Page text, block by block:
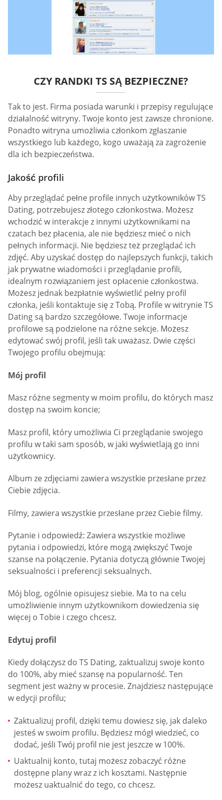
CZY RANDKI TS SĄ BEZPIECZNE?
Tak to jest. Firma posiada warunki i przepisy regulujące
działalność witryny. Twoje konto jest zawsze chronione.
Ponadto witryna umożliwia członkom zgłaszanie
wszystkiego lub każdego, kogo uważają za zagrożenie
dla ich bezpieczeństwa.
Jakość profili
Aby przeglądać pełne profile innych użytkowników TS
Dating, potrzebujesz złotego członkostwa. Możesz
wchodzić w interakcje z innymi użytkownikami na
czatach bez płacenia, ale nie będziesz mieć o nich
pełnych informacji. Nie będziesz też przeglądać ich
zdjęć. Aby uzyskać dostęp do najlepszych funkcji, takich
jak prywatne wiadomości i przeglądanie profili,
idealnym rozwiązaniem jest opłacenie członkostwa.
Możesz jednak bezpłatnie wyświetlić pełny profil
członka, jeśli kontaktuje się z Tobą. Profile w witrynie TS
Dating są bardzo szczegółowe. Twoje informacje
profilowe są podzielone na różne sekcje. Możesz
edytować swój profil, jeśli tak uważasz. Dwie części
Twojego profilu obejmują:
Mój profil
Masz różne segmenty w moim profilu, do których masz
dostęp na swoim koncie;
Masz profil, który umożliwia Ci przeglądanie swojego
profilu w taki sam sposób, w jaki wyświetlają go inni
użytkownicy.
Album ze zdjęciami zawiera wszystkie przesłane przez
Ciebie zdjęcia.
Filmy, zawiera wszystkie przesłane przez Ciebie filmy.
Pytanie i odpowiedź: Zawiera wszystkie możliwe
pytania i odpowiedzi, które mogą zwiększyć Twoje
szanse na połączenie. Pytania dotyczą głównie Twojej
seksualności i preferencji seksualnych.
Mój blog, ogólnie opisujesz siebie. Ma to na celu
umożliwienie innym użytkownikom dowiedzenia się
więcej o Tobie i czego chcesz.
Edytuj profil
Kiedy dołączysz do TS Dating, zaktualizuj swoje konto
do 100%, aby mieć szansę na popularność. Ten
segment jest ważny w procesie. Znajdziesz następujące
w edycji profilu;
Zaktualizuj profil, dzięki temu dowiesz się, jak daleko
jesteś w swoim profilu. Będziesz mógł wiedzieć, co
dodać, jeśli Twój profil nie jest jeszcze w 100%.
Uaktualnij konto, tutaj możesz zobaczyć różne
dostępne plany wraz z ich kosztami. Następnie
możesz uaktualnić do tego, co chcesz.